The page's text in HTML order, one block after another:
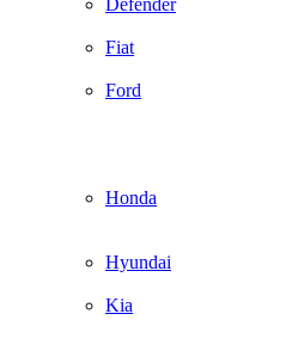
Defender
Fiat
Ford
Honda
Hyundai
Kia